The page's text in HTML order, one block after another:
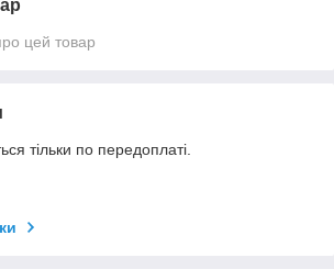
цей товар
тільки по передоплаті.